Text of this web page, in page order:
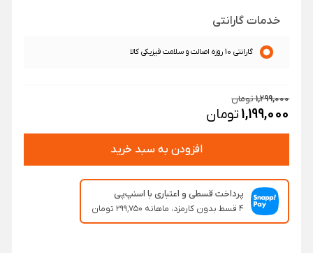
خدمات گارانتی
گارانتی 10 روزه اصالت و سلامت فیزیکی کالا
1,299,000تومان
1,199,000تومان
افزودن به سبد خرید
پرداخت قسطی و اعتباری با اسنپ‌پی
۴ قسط بدون کارمزد، ماهانه ۲۹۹٬۷۵۰ تومان